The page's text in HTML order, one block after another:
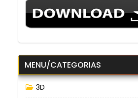
MENU/CATEGORIAS
3D